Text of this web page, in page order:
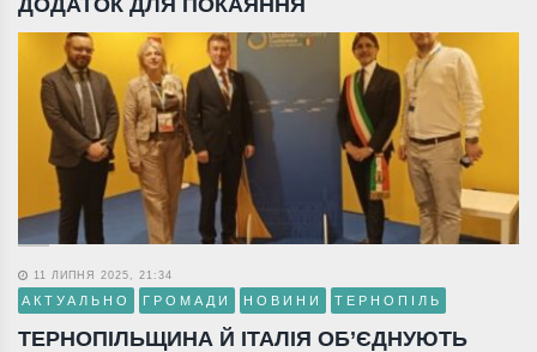
ДОДАТОК ДЛЯ ПОКАЯННЯ
11 ЛИПНЯ 2025, 21:34
АКТУАЛЬНО ГРОМАДИ НОВИНИ ТЕРНОПІЛЬ
ТЕРНОПІЛЬЩИНА Й ІТАЛІЯ ОБ’ЄДНУЮТЬ